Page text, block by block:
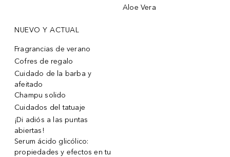
Aloe Vera
NUEVO Y ACTUAL
Fragrancias de verano
Cofres de regalo
Cuidado de la barba y
afeitado
Champu solido
Cuidados del tatuaje
¡Di adiós a las puntas
abiertas!
Serum ácido glicólico:
propiedades y efectos en tu